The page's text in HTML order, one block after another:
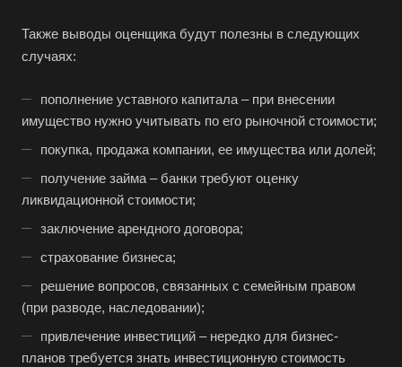
Также выводы оценщика будут полезны в следующих
случаях:
пополнение уставного капитала – при внесении
имущество нужно учитывать по его рыночной стоимости;
покупка, продажа компании, ее имущества или долей;
получение займа – банки требуют оценку
ликвидационной стоимости;
заключение арендного договора;
страхование бизнеса;
решение вопросов, связанных с семейным правом
(при разводе, наследовании);
привлечение инвестиций – нередко для бизнес-
планов требуется знать инвестиционную стоимость